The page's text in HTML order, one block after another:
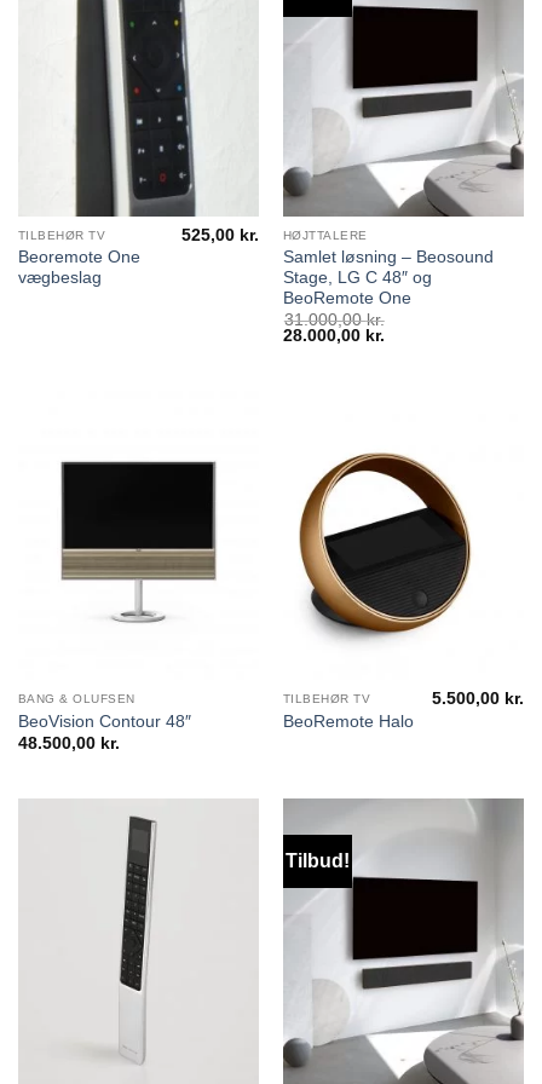
TILBEHØR TV
Beoremote One
vægbeslag
525,00 kr. HØJTTALERE
Samlet løsning – Beosound
Stage, LG C 48″ og
BeoRemote One
31.000,00kr.
Den
28.000,00 kr.
BANG & OLUFSEN
BeoVision Contour 48″
48.500,00 kr.
TILBEHØR TV
BeoRemote Halo
5.500,00 kr.
Tilbud!